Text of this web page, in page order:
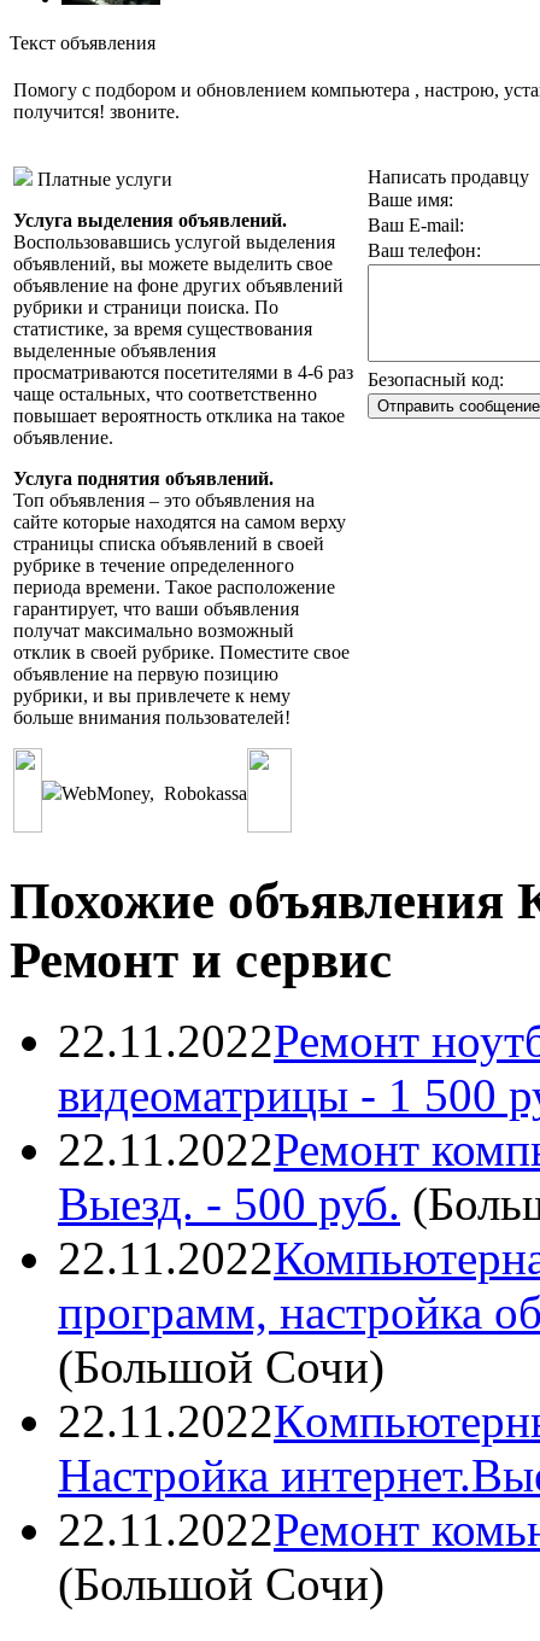
Текст объявления
Помогу с подбором и обновлением компьютера , настрою,
получится! звоните.
Платные услуги
Услуга выделения объявлений.
Воспользовавшись услугой выделения
объявлений, вы можете выделить свое
объявление на фоне других объявлений
рубрики и страници поиска. По
статистике, за время существования
выделенные объявления
просматриваются посетителями в 4-6 раз
чаще остальных, что соответственно
повышает вероятность отклика на такое
объявление.
Услуга поднятия объявлений.
Топ объявления – это объявления на
сайте которые находятся на самом верху
страницы списка объявлений в своей
рубрике в течение определенного
периода времени. Такое расположение
гарантирует, что ваши объявления
получат максимально возможный
отклик в своей рубрике. Поместите свое
объявление на первую позицию
рубрики, и вы привлечете к нему
больше внимания пользователей!
WebMoney, Robokassa
Написать продавцу
Ваше имя:
Ваш E-mail:
Ваш телефон:
Безопасный код:
Похожие объявления
Ремонт и сервис
22.11.2022Ремонт
видеоматрицы - 1 500
22.11.2022Ремонт
Выезд. - 500 руб. (
22.11.2022
программ, настройка
(Большой Сочи)
22.11.2022
Настpoйка
22.11.2022Ремонт
(Большой Сочи)